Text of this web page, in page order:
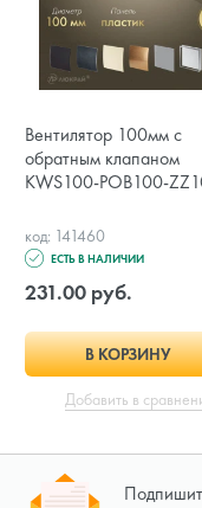
Вентилятор 100мм с
обратным клапаном
KWS100-POB100-
код: 141460
ЕСТЬ В НАЛИЧИИ
231.00 руб.
В КОРЗИНУ
Добавить в